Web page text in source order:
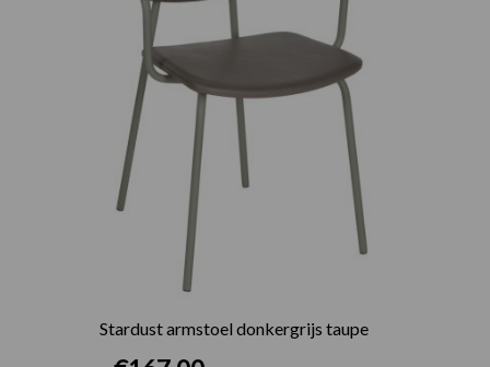
Stardust armstoel donkergrijs taupe